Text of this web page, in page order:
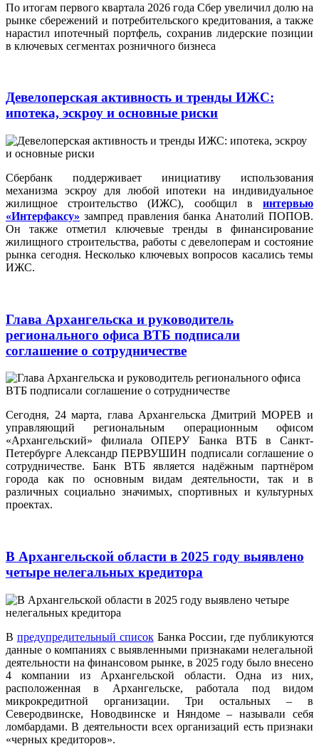
По итогам первого квартала 2026 года Сбер увеличил долю на
рынке сбережений и потребительского кредитования, а также
нарастил ипотечный портфель, сохранив лидерские позиции
в ключевых сегментах розничного бизнеса
Девелоперская активность и тренды ИЖС:
ипотека, эскроу и основные риски
Сбербанк поддерживает инициативу использования
механизма эскроу для любой ипотеки на индивидуальное
жилищное строительство (ИЖС), сообщил в интервью
«Интерфаксу» зампред правления банка Анатолий ПОПОВ.
Он также отметил ключевые тренды в финансирование
жилищного строительства, работы с девелоперам и состояние
рынка сегодня. Несколько ключевых вопросов касались темы
ИЖС.
Глава Архангельска и руководитель
регионального офиса ВТБ подписали
соглашение о сотрудничестве
Сегодня, 24 марта, глава Архангельска Дмитрий МОРЕВ и
управляющий региональным операционным офисом
«Архангельский» филиала ОПЕРУ Банка ВТБ в Санкт-
Петербурге Александр ПЕРВУШИН подписали соглашение о
сотрудничестве. Банк ВТБ является надёжным партнёром
города как по основным видам деятельности, так и в
различных социально значимых, спортивных и культурных
проектах.
В Архангельской области в 2025 году выявлено
четыре нелегальных кредитора
В предупредительный списокБанка России, где публикуются
данные о компаниях с выявленными признаками нелегальной
деятельности на финансовом рынке, в 2025 году было внесено
4 компании из Архангельской области. Одна из них,
расположенная в Архангельске, работала под видом
микрокредитной организации. Три остальных – в
Северодвинске, Новодвинске и Няндоме – называли себя
ломбардами. В деятельности всех организаций есть признаки
«черных кредиторов».